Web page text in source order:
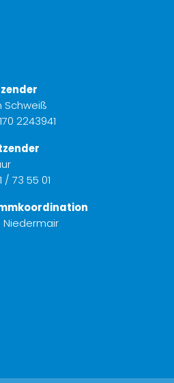
Schweiß
2243941
/ 73 55 01
Niedermair